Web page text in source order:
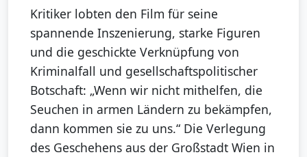
Kritiker lobten den Film für seine
spannende Inszenierung, starke Figuren
und die geschickte Verknüpfung von
Kriminalfall und gesellschaftspolitischer
Botschaft: „Wenn wir nicht mithelfen, die
Seuchen in armen Ländern zu bekämpfen,
dann kommen sie zu uns.“ Die Verlegung
des Geschehens aus der Großstadt Wien in